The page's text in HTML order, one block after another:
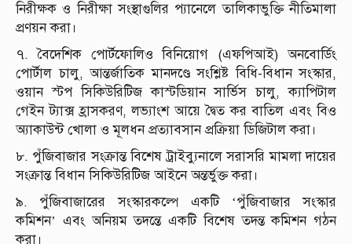
নিরীক্ষক ও নিরীক্ষা সংস্থাগুলির প্যানেলে তালিকাভুক্তি নীতিমালা
প্রণয়ন করা।
৭. বৈদেশিক পোর্টফোলিও বিনিয়োগ (এফপিআই) অনবোর্ডিং
পোর্টাল চালু, আন্তর্জাতিক মানদণ্ডে সংশ্লিষ্ট বিধি-বিধান সংস্কার,
ওয়ান স্টপ সিকিউরিটিজ কাস্টডিয়ান সার্ভিস চালু, ক্যাপিটাল
গেইন ট্যাক্স হ্রাসকরণ, লভ্যাংশ আয়ে দ্বৈত কর বাতিল এবং বিও
অ্যাকাউন্ট খোলা ও মূলধন প্রত্যাবসান প্রক্রিয়া ডিজিটাল করা।
৮. পুঁজিবাজার সংক্রান্ত বিশেষ ট্রাইব্যুনালে সরাসরি মামলা দায়ের
সংক্রান্ত বিধান সিকিউরিটিজ আইনে অন্তর্ভুক্ত করা।
৯. পুঁজিবাজারের সংস্কারকল্পে একটি ‘পুঁজিবাজার সংস্কার
কমিশন’ এবং অনিয়ম তদন্তে একটি বিশেষ তদন্ত কমিশন গঠন
করা।